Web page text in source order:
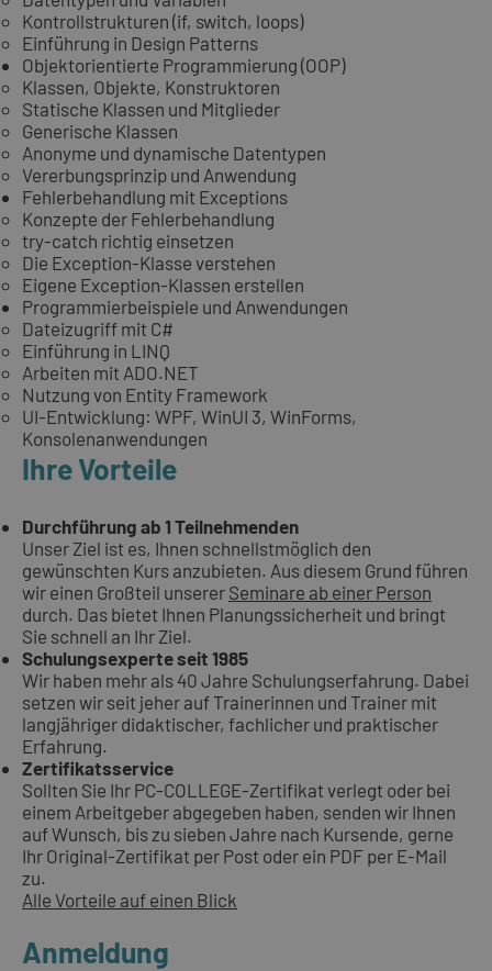
Kontrollstrukturen (if, switch, loops)
Einführung in Design Patterns
Objektorientierte Programmierung (OOP)
Klassen, Objekte, Konstruktoren
Statische Klassen und Mitglieder
Generische Klassen
Anonyme und dynamische Datentypen
Vererbungsprinzip und Anwendung
Fehlerbehandlung mit Exceptions
Konzepte der Fehlerbehandlung
try-catch richtig einsetzen
Die Exception-Klasse verstehen
Eigene Exception-Klassen erstellen
Programmierbeispiele und Anwendungen
Dateizugriff mit C#
Einführung in LINQ
Arbeiten mit ADO.NET
Nutzung von Entity Framework
UI-Entwicklung: WPF, WinUI 3, WinForms,
Konsolenanwendungen
Ihre Vorteile
Durchführung ab 1 Teilnehmenden
Unser Ziel ist es, Ihnen schnellstmöglich den
gewünschten Kurs anzubieten. Aus diesem Grund führen
wir einen Großteil unserer Seminare ab einer Person
durch. Das bietet Ihnen Planungssicherheit und bringt
Sie schnell an Ihr Ziel.
Schulungsexperte seit 1985
Wir haben mehr als 40 Jahre Schulungserfahrung. Dabei
setzen wir seit jeher auf Trainerinnen und Trainer mit
langjähriger didaktischer, fachlicher und praktischer
Erfahrung.
Zertifikatsservice
Sollten Sie Ihr PC-COLLEGE-Zertifikat verlegt oder bei
einem Arbeitgeber abgegeben haben, senden wir Ihnen
auf Wunsch, bis zu sieben Jahre nach Kursende, gerne
Ihr Original-Zertifikat per Post oder ein PDF per E-Mail
zu.
Alle Vorteile auf einen Blick
Anmeldung